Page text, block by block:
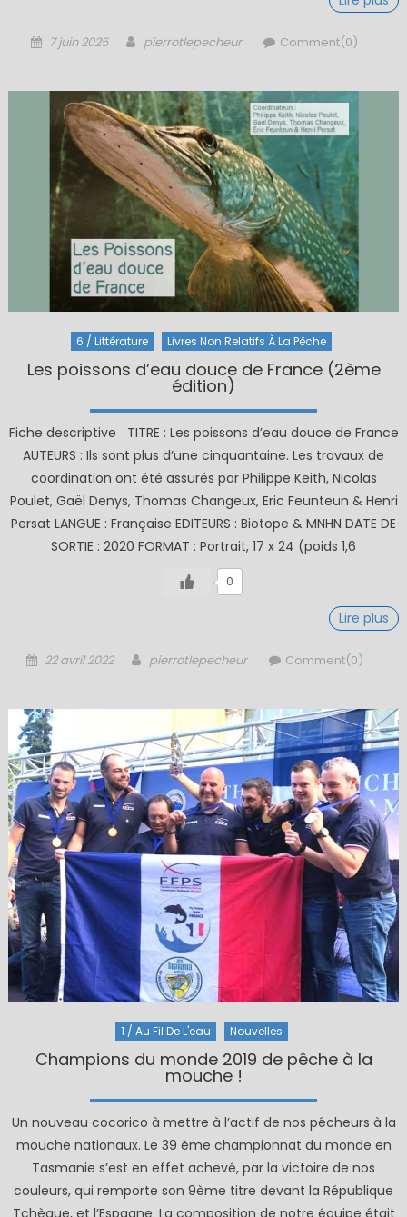
Posted
7 juin 2025 Author
pierrotlepecheur Comment(0)
6 / Littérature Livres Non Relatifs À La Pêche
Les poissons d’eau douce de France (2ème
édition)
Fiche descriptive TITRE : Les poissons d’eau douce de France
AUTEURS : Ils sont plus d’une cinquantaine. Les travaux de
coordination ont été assurés par Philippe Keith, Nicolas
Poulet, Gaël Denys, Thomas Changeux, Eric Feunteun & Henri
Persat LANGUE : Française EDITEURS : Biotope & MNHN DATE DE
SORTIE : 2020 FORMAT : Portrait, 17 x 24 (poids 1,6
0
Lire plus
Posted
22 avril 2022 Author
pierrotlepecheur Comment(0)
1 / Au Fil De L'eau Nouvelles
Champions du monde 2019 de pêche à la
mouche !
Un nouveau cocorico à mettre à l’actif de nos pêcheurs à la
mouche nationaux. Le 39 ème championnat du monde en
Tasmanie s’est en effet achevé, par la victoire de nos
couleurs, qui remporte son 9ème titre devant la République